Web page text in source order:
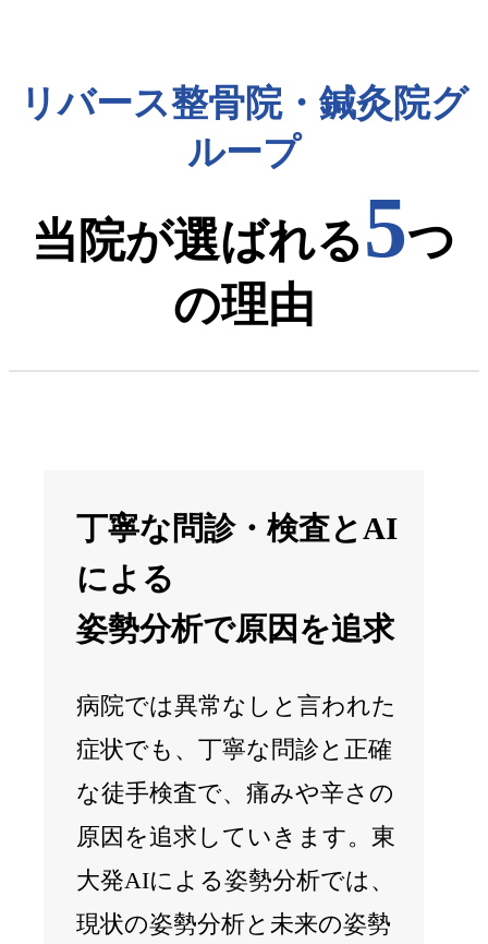
リバース整骨院・鍼灸院グ
ループ
当院が選ばれる5つ
の理由
丁寧な問診・検査とAI
による
姿勢分析で原因を追求
病院では異常なしと言われた
症状でも、丁寧な問診と正確
な徒手検査で、痛みや辛さの
原因を追求していきます。東
大発AIによる姿勢分析では、
現状の姿勢分析と未来の姿勢